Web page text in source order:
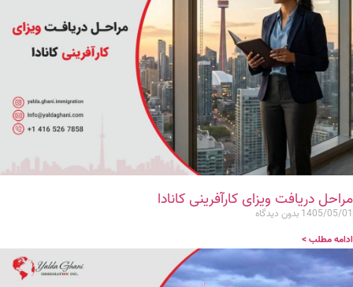
مراحل دریافت ویزای کارآفرینی کانادا
1405/05/01 بدون دیدگاه
ادامه مطلب >